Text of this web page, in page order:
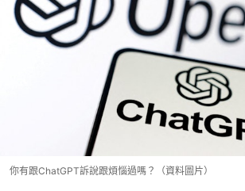
你有跟ChatGPT訴說跟煩惱過嗎？（資料圖片）